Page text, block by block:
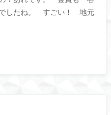
でしたね。 すごい！ 地元